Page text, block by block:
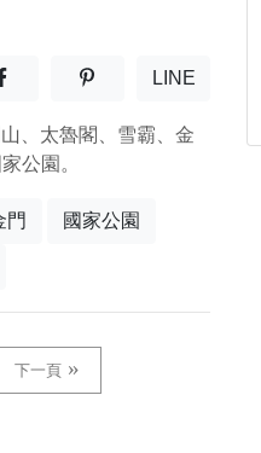
享至facebook(另開新視窗)
分享至噗浪(另開新視
LINE
、太魯閣、雪霸、金
公園。
門 國家公園
下一頁